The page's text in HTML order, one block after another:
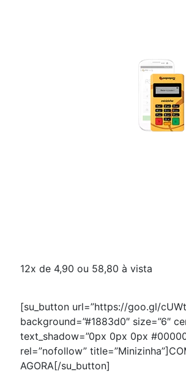
12x de 4,90 ou 58,80 à vista
[su_button url=”https://goo.gl/
background=”#1883d0″ size=”6″
text_shadow=”0px 0px 0px
rel=”nofollow”
AGORA[/su_button]